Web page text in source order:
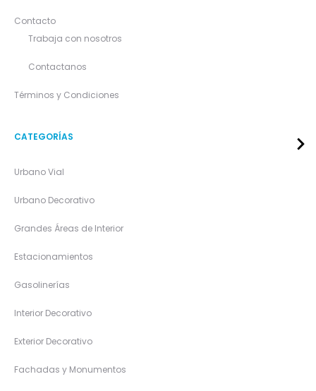
Contacto
Trabaja con nosotros
Contactanos
Términos y Condiciones
CATEGORÍAS
Urbano Vial
Urbano Decorativo
Grandes Áreas de Interior
Estacionamientos
Gasolinerías
Interior Decorativo
Exterior Decorativo
Fachadas y Monumentos